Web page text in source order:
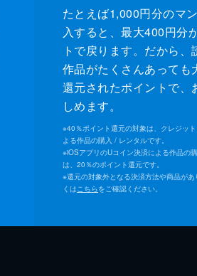
たとえば1,000円分のマ
入すると、最大400円分
トで戻ります。だから、
作品がたくさんあっても
還元されたポイントで、
しめます。
※40％ポイント還元の対象は、クレジッ
よる作品の購入 / レンタルです。
※iOSアプリのUコイン決済による作品の
は、20％のポイント還元です。
※還元の対象外となる決済方法や商品があ
くはこちらをご確認ください。